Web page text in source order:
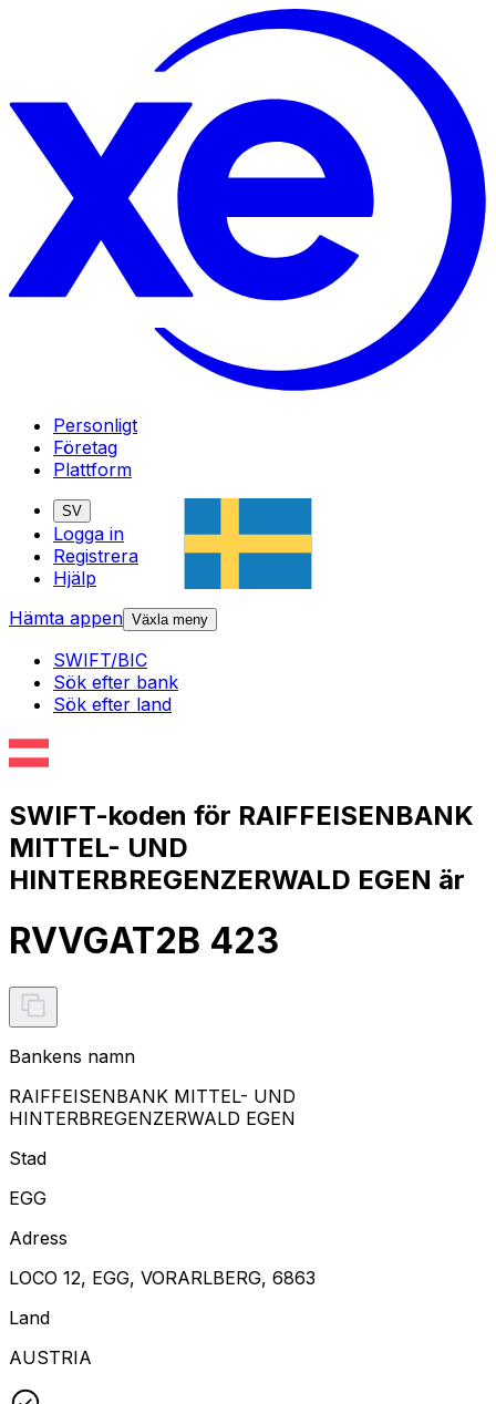
Personligt
Företag
Plattform
SV
Logga in
Registrera
Hjälp
Hämta appen Växla meny
SWIFT/BIC
Sök efter bank
Sök efter land
SWIFT-koden för RAIFFEISENBANK
MITTEL- UND
HINTERBREGENZERWALD EGEN är
RVVGAT2B 423
Bankens namn
RAIFFEISENBANK MITTEL- UND
HINTERBREGENZERWALD EGEN
Stad
EGG
Adress
LOCO 12, EGG, VORARLBERG, 6863
Land
AUSTRIA